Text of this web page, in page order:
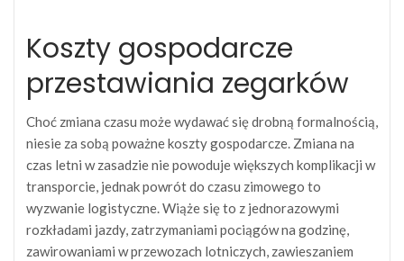
Koszty gospodarcze
przestawiania zegarków
Choć zmiana czasu może wydawać się drobną formalnością,
niesie za sobą poważne koszty gospodarcze. Zmiana na
czas letni w zasadzie nie powoduje większych komplikacji w
transporcie, jednak powrót do czasu zimowego to
wyzwanie logistyczne. Wiąże się to z jednorazowymi
rozkładami jazdy, zatrzymaniami pociągów na godzinę,
zawirowaniami w przewozach lotniczych, zawieszaniem